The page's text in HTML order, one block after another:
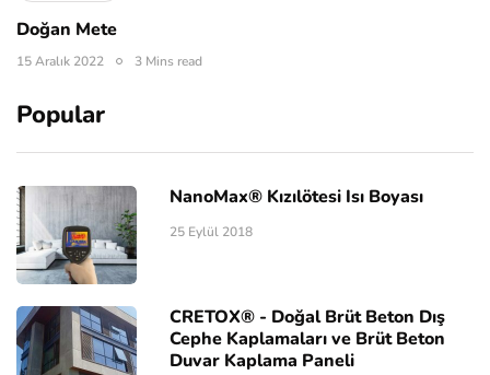
Doğan Mete
15 Aralık 2022 3 Mins read
Popular
NanoMax® Kızılötesi Isı Boyası
25 Eylül 2018
CRETOX® - Doğal Brüt Beton Dış
Cephe Kaplamaları ve Brüt Beton
Duvar Kaplama Paneli